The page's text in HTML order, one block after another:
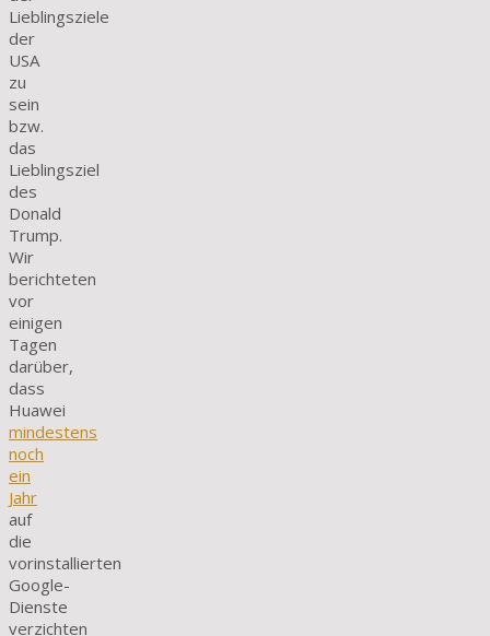
Lieblingsziele
der
USA
zu
sein
bzw.
das
Lieblingsziel
des
Donald
Trump.
Wir
berichteten
vor
einigen
Tagen
darüber,
dass
Huawei
mindestens
noch
ein
Jahr
auf
die
vorinstallierten
Google-
Dienste
verzichten